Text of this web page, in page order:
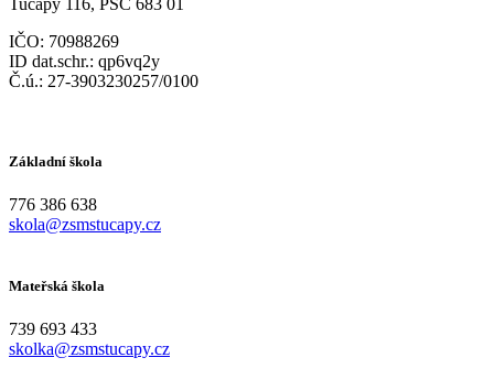
Tučapy 116, PSČ 683 01
IČO: 70988269
ID dat.schr.: qp6vq2y
Č.ú.: 27-3903230257/0100
Základní škola
776 386 638
skola@zsmstucapy.cz
Mateřská škola
739 693 433
skolka@zsmstucapy.cz